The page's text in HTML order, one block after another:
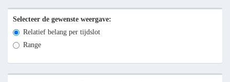
Selecteer de gewenste weergave:
Relatief belang per tijdslot
Range